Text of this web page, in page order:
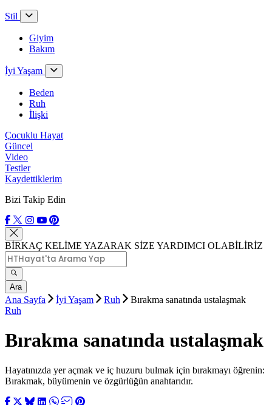
Stil
Giyim
Bakım
İyi Yaşam
Beden
Ruh
İlişki
Çocuklu Hayat
Güncel
Video
Testler
Kaydettiklerim
Bizi Takip Edin
BİRKAÇ KELİME YAZARAK SİZE YARDIMCI OLABİLİRİZ
Ara
Ana Sayfa İyi Yaşam Ruh
Bırakma sanatında ustalaşmak
Ruh
Bırakma sanatında ustalaşmak
Hayatınızda yer açmak ve iç huzuru bulmak için bırakmayı öğrenin:
Bırakmak, büyümenin ve özgürlüğün anahtarıdır.